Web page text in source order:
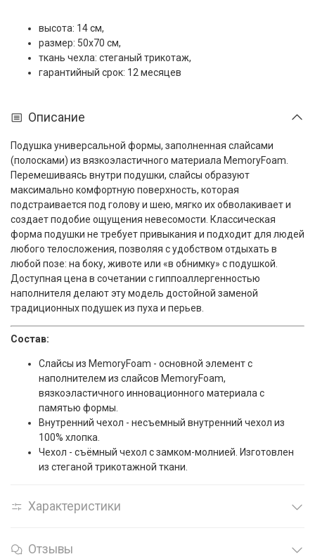
высота: 14 см,
размер: 50x70 см,
ткань чехла: стеганый трикотаж,
гарантийный срок: 12 месяцев
Описание
Подушка универсальной формы, заполненная слайсами
(полосками) из вязкоэластичного материала MemoryFoam.
Перемешиваясь внутри подушки, слайсы образуют
максимально комфортную поверхность, которая
подстраивается под голову и шею, мягко их обволакивает и
создает подобие ощущения невесомости. Классическая
форма подушки не требует привыкания и подходит для людей
любого телосложения, позволяя с удобством отдыхать в
любой позе: на боку, животе или «в обнимку» с подушкой.
Доступная цена в сочетании с гиппоаллергенностью
наполнителя делают эту модель достойной заменой
традиционных подушек из пуха и перьев.
Состав:
Слайсы из MemoryFoam - основной элемент с
наполнителем из слайсов MemoryFoam,
вязкоэластичного инновационного материала с
памятью формы.
Внутренний чехол - несъемный внутренний чехол из
100% хлопка.
Чехол - съёмный чехол с замком-молнией. Изготовлен
из стеганой трикотажной ткани.
Характеристики
Отзывы